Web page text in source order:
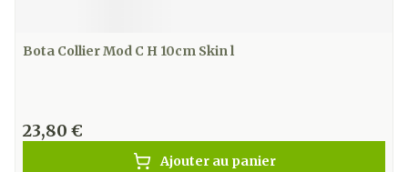
Bota Collier Mod C H 10cm Skin l
23,80 €
Ajouter au panier